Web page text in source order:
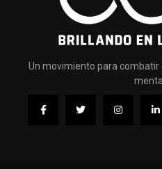
Un movimiento para